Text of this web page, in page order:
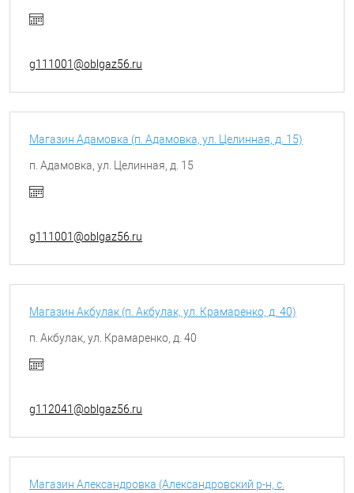
g111001@oblgaz56.ru
Магазин Адамовка (п. Адамовка, ул. Целинная, д. 15)
п. Адамовка, ул. Целинная, д. 15
g111001@oblgaz56.ru
Магазин Акбулак (п. Акбулак, ул. Крамаренко, д. 40)
п. Акбулак, ул. Крамаренко, д. 40
g112041@oblgaz56.ru
Магазин Александровка (Александровский р-н, с.